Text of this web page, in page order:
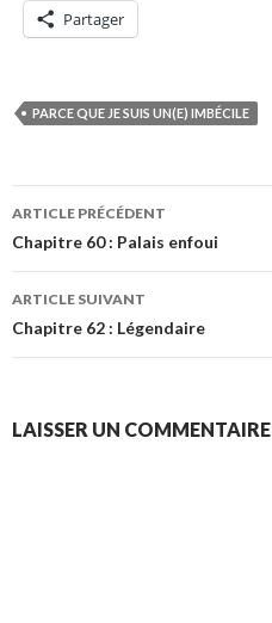
Partager
PARCE QUE JE SUIS UN(E) IMBÉCILE
Navigation
des
articles
ARTICLE PRÉCÉDENT
Chapitre 60 : Palais enfoui
ARTICLE SUIVANT
Chapitre 62 : Légendaire
LAISSER UN COMMENTAIRE